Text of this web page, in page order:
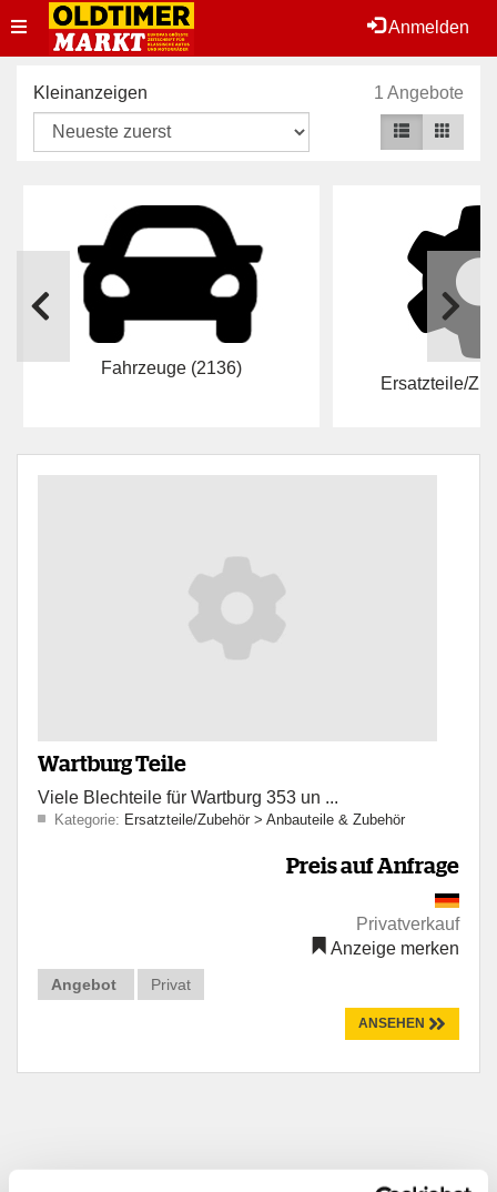
Anmelden
Toggle
navigation
Kleinanzeigen 1 Angebote
Fahrzeuge (2136)
Ersatzteile/
Wartburg Teile
Viele Blechteile für Wartburg 353 un ...
Kategorie: Ersatzteile/Zubehör > Anbauteile & Zubehör
Preis auf Anfrage
Privatverkauf
Anzeige merken
Angebot Privat
ANSEHEN